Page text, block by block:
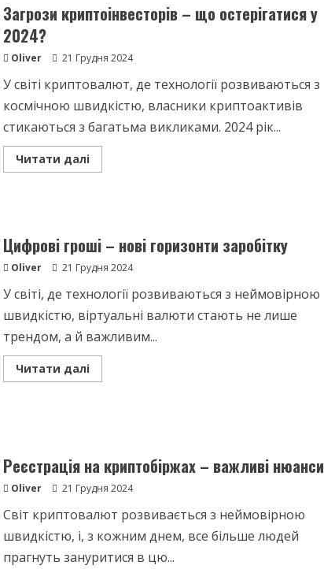
міжнародних
переказах
Загрози криптоінвесторів – що остерігатися у
2024?
Oliver 21 Грудня 2024
У світі криптовалют, де технології розвиваються з
космічною швидкістю, власники криптоактивів
стикаються з багатьма викликами. 2024 рік...
Читати даліRead
more
у
2024?
Цифрові гроші – нові горизонти заробітку
Oliver 21 Грудня 2024
У світі, де технології розвиваються з неймовірною
швидкістю, віртуальні валюти стають не лише
трендом, а й важливим...
Читати даліRead
more
Реєстрація на криптобіржах – важливі нюанси
Oliver 21 Грудня 2024
Світ криптовалют розвивається з неймовірною
швидкістю, і, з кожним днем, все більше людей
прагнуть зануритися в цю...